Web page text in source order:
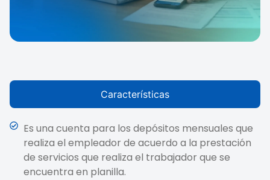
Características
Es una cuenta para los depósitos mensuales que
realiza el empleador de acuerdo a la prestación
de servicios que realiza el trabajador que se
encuentra en planilla.